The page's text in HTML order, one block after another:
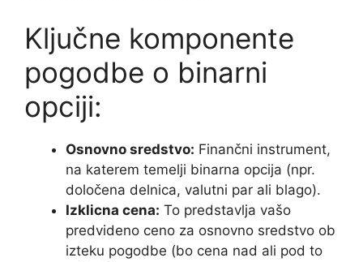
Ključne komponente
pogodbe o binarni
opciji:
Osnovno sredstvo: Finančni instrument,
na katerem temelji binarna opcija (npr.
določena delnica, valutni par ali blago).
Izklicna cena: To predstavlja vašo
predvideno ceno za osnovno sredstvo ob
izteku pogodbe (bo cena nad ali pod to